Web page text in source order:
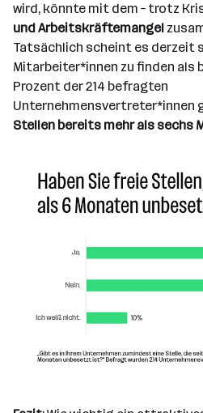
wird, könnte mit dem – trotz
und Arbeitskräftemangel
Tatsächlich scheint es derzeit
Mitarbeiter*innen zu finden als
Prozent der 214 befragten
Unternehmensvertreter*innen
Stellen bereits mehr als sechs